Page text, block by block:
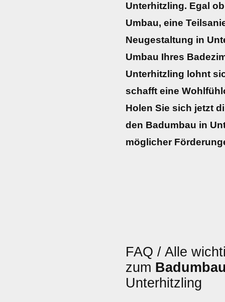
Unterhitzling. Egal
Umbau, eine
Neugestaltung in
Umbau Ihres
Unterhitzling lohnt
schafft eine
Holen Sie sich jetzt
den Badumbau in
möglicher
FAQ / Alle
zum
Unterhitzling